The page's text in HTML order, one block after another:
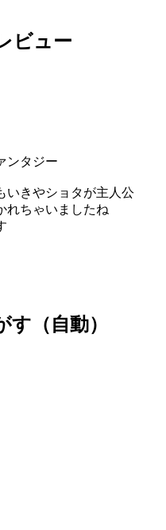
ビュー
ンタジー
いきやショタが主人公
れちゃいましたね
（自動）